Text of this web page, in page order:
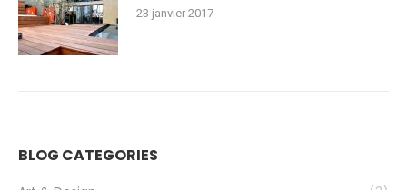
23 janvier 2017
BLOG CATEGORIES